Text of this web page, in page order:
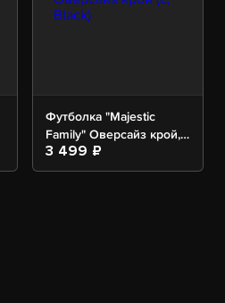
Футболка "Majestic
Family" Оверсайз крой,
Black
3 499 ₽